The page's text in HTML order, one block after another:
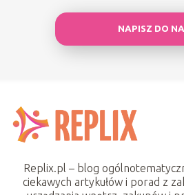
NAPISZ DO
Replix.pl – blog
ciekawych artykułów i porad z